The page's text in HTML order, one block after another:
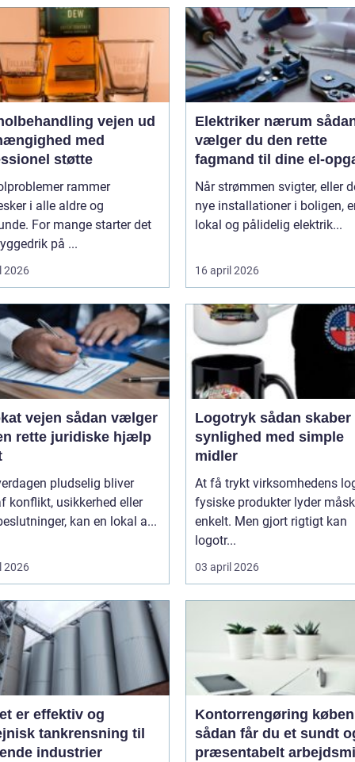
vejen ud
med
støtte
rammer
i alle aldre og
For mange starter det
på ...
2026
Elektriker nærum sådan
vælger du den rette
fagmand til dine el-
Når strømmen svigter, eller
nye installationer i boligen,
lokal og pålidelig elektrik...
16 april 2026
sådan vælger
rette juridiske hjælp
pludselig bliver
konflikt, usikkerhed eller
kan en lokal a...
2026
Logotryk sådan skaber du
synlighed med simple
midler
At få trykt virksomhedens
fysiske produkter lyder
enkelt. Men gjort rigtigt kan
logotr...
03 april 2026
er effektiv og
tankrensning til
industrier
Kontorrengøring
sådan får du et sundt
præsentabelt